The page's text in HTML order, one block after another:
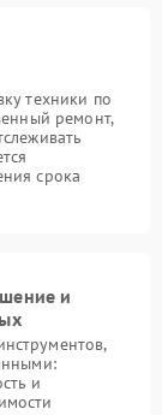
техники по
ремонт,
срока
и
и